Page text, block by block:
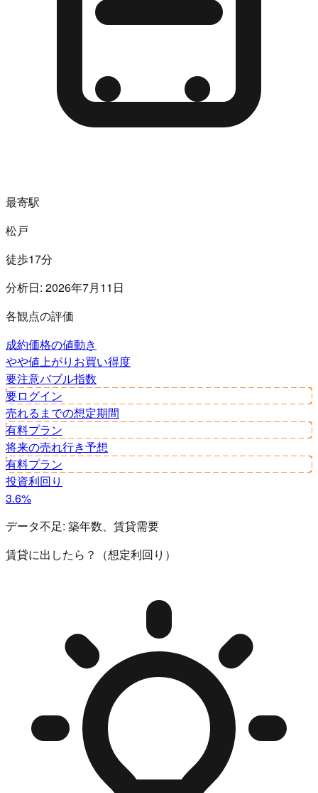
最寄駅
松戸
徒歩17分
分析日: 2026年7月11日
各観点の評価
成約価格の値動き
やや値上がり お買い得度
要注意バブル指数
要ログイン
売れるまでの想定期間
有料プラン
将来の売れ行き予想
有料プラン
投資利回り
3.6%
データ不足: 築年数、賃貸需要
賃貸に出したら？（想定利回り）